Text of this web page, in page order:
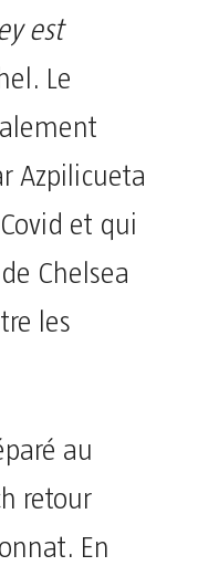
est
Le
Azpilicueta
et qui
Chelsea
les
au
retour
En